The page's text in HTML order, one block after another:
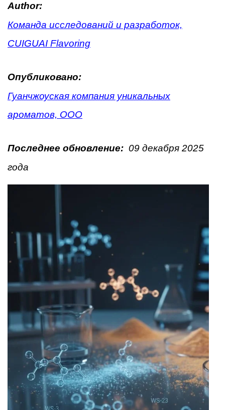
Author:
Команда исследований и разработок,
CUIGUAI Flavoring
Опубликовано:
Гуанчжоуская компания уникальных
ароматов, ООО
Последнее обновление: 09 декабря 2025
года